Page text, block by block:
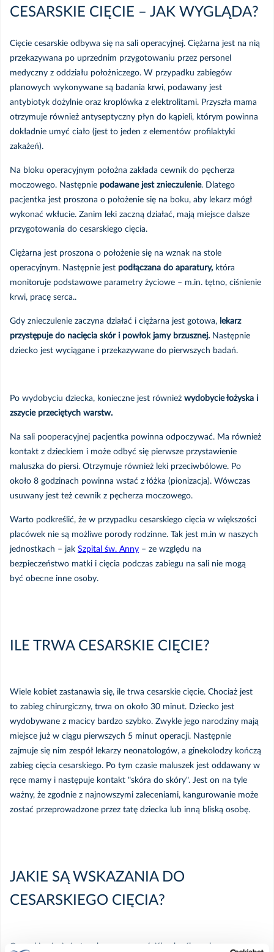
CESARSKIE CIĘCIE – JAK WYGLĄDA?
Cięcie cesarskie odbywa się na sali operacyjnej. Ciężarna jest na nią
przekazywana po uprzednim przygotowaniu przez personel
medyczny z oddziału położniczego. W przypadku zabiegów
planowych wykonywane są badania krwi, podawany jest
antybiotyk dożylnie oraz kroplówka z elektrolitami. Przyszła mama
otrzymuje również antyseptyczny płyn do kąpieli, którym powinna
dokładnie umyć ciało (jest to jeden z elementów profilaktyki
zakażeń).
Na bloku operacyjnym położna zakłada cewnik do pęcherza
moczowego. Następnie podawane jest znieczulenie. Dlatego
pacjentka jest proszona o położenie się na boku, aby lekarz mógł
wykonać wkłucie. Zanim leki zaczną działać, mają miejsce dalsze
przygotowania do cesarskiego cięcia.
Ciężarna jest proszona o położenie się na wznak na stole
operacyjnym. Następnie jest podłączana do aparatury, która
monitoruje podstawowe parametry życiowe – m.in. tętno, ciśnienie
krwi, pracę serca..
Gdy znieczulenie zaczyna działać i ciężarna jest gotowa, lekarz
przystępuje do nacięcia skór i powłok jamy brzusznej. Następnie
dziecko jest wyciągane i przekazywane do pierwszych badań.
Po wydobyciu dziecka, konieczne jest również wydobycie łożyska i
zszycie przeciętych warstw.
Na sali pooperacyjnej pacjentka powinna odpoczywać. Ma również
kontakt z dzieckiem i może odbyć się pierwsze przystawienie
maluszka do piersi. Otrzymuje również leki przeciwbólowe. Po
około 8 godzinach powinna wstać z łóżka (pionizacja). Wówczas
usuwany jest też cewnik z pęcherza moczowego.
Warto podkreślić, że w przypadku cesarskiego cięcia w większości
placówek nie są możliwe porody rodzinne. Tak jest m.in w naszych
jednostkach – jak Szpital św. Anny – ze względu na
bezpieczeństwo matki i cięcia podczas zabiegu na sali nie mogą
być obecne inne osoby.
ILE TRWA CESARSKIE CIĘCIE?
Wiele kobiet zastanawia się, ile trwa cesarskie cięcie. Chociaż jest
to zabieg chirurgiczny, trwa on około 30 minut. Dziecko jest
wydobywane z macicy bardzo szybko. Zwykle jego narodziny mają
miejsce już w ciągu pierwszych 5 minut operacji. Następnie
zajmuje się nim zespół lekarzy neonatologów, a ginekolodzy kończą
zabieg cięcia cesarskiego. Po tym czasie maluszek jest oddawany w
ręce mamy i następuje kontakt "skóra do skóry". Jest on na tyle
ważny, że zgodnie z najnowszymi zaleceniami, kangurowanie może
zostać przeprowadzone przez tatę dziecka lub inną bliską osobę.
JAKIE SĄ WSKAZANIA DO
CESARSKIEGO CIĘCIA?
Cesarskie cięcie jest wykonywane w ściśle określonych